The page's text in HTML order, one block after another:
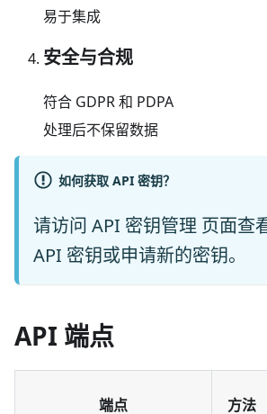
易于集成
安全与合规
符合 GDPR 和 PDPA
处理后不保留数据
如何获取 API 密钥？
请访问 API 密钥管理 页面查
API 密钥或申请新的密钥。
API 端点
端点 方法